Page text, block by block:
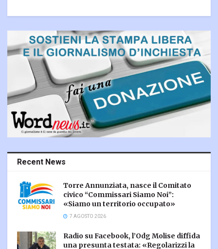
Recent News
Torre Annunziata, nasce il Comitato
civico “Commissari Siamo Noi”:
«Siamo un territorio occupato»
7 AGOSTO 2026
Radio su Facebook, l’Odg Molise diffida
una presunta testata: «Regolarizzi la